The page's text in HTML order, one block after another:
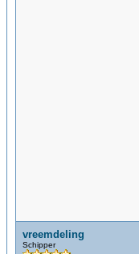
vreemdeling
Schipper